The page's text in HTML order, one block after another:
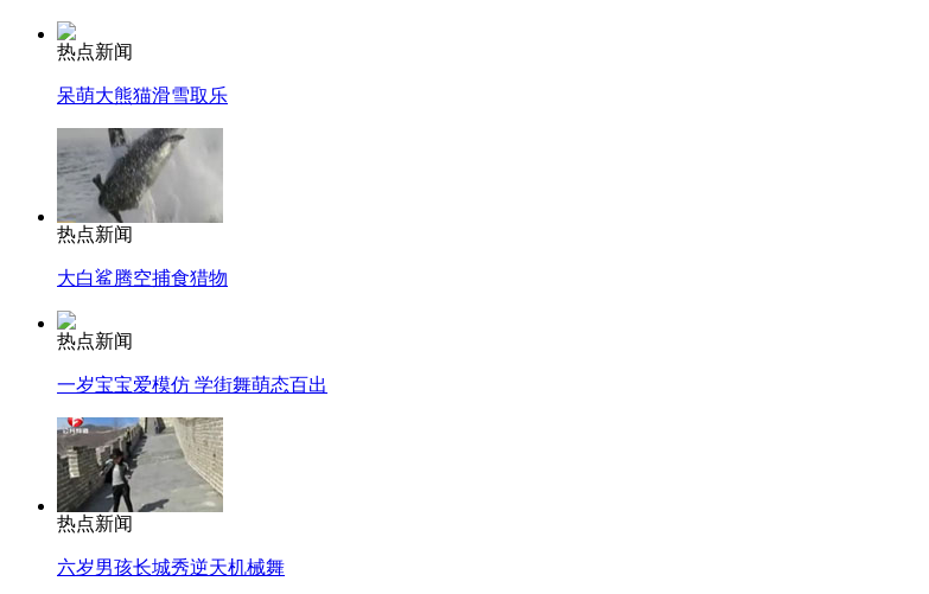
热点新闻
呆萌大熊猫滑雪取乐
热点新闻
大白鲨腾空捕食猎物
热点新闻
一岁宝宝爱模仿 学街舞萌态百出
热点新闻
六岁男孩长城秀逆天机械舞